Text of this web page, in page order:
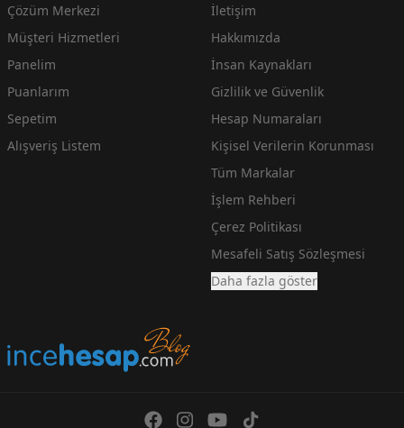
Çözüm Merkezi
Müşteri Hizmetleri
Panelim
Puanlarım
Sepetim
Alışveriş Listem
İletişim
Hakkımızda
İnsan Kaynakları
Gizlilik ve Güvenlik
Hesap Numaraları
Kişisel Verilerin Korunması
Tüm Markalar
İşlem Rehberi
Çerez Politikası
Mesafeli Satış Sözleşmesi
Daha fazla göster